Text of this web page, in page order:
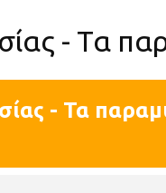
- Τα
- Τα